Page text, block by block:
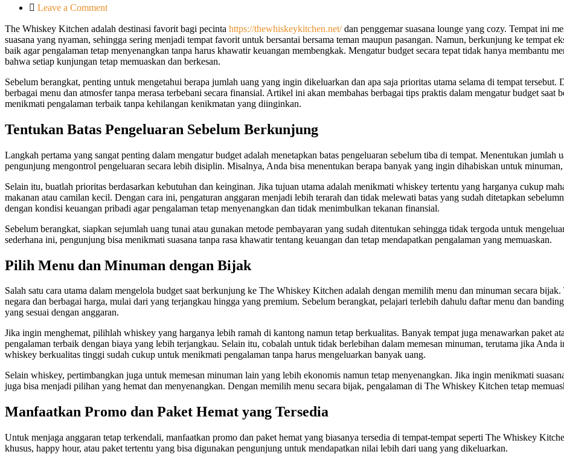
Leave a Comment
The Whiskey Kitchen adalah destinasi favorit bagi pecinta https://thewhiskeykitchen.net/dan penggemar suasana lounge yang cozy. Tempat ini
suasana yang nyaman, sehingga sering menjadi tempat favorit untuk bersantai bersama teman maupun pasangan. Namun, berkunjung ke tempat
baik agar pengalaman tetap menyenangkan tanpa harus khawatir keuangan membengkak. Mengatur budget secara tepat tidak hanya membantu
bahwa setiap kunjungan tetap memuaskan dan berkesan.
Sebelum berangkat, penting untuk mengetahui berapa jumlah uang yang ingin dikeluarkan dan apa saja prioritas utama selama di tempat
berbagai menu dan atmosfer tanpa merasa terbebani secara finansial. Artikel ini akan membahas berbagai tips praktis dalam mengatur budget
menikmati pengalaman terbaik tanpa kehilangan kenikmatan yang diinginkan.
Tentukan Batas Pengeluaran Sebelum Berkunjung
Langkah pertama yang sangat penting dalam mengatur budget adalah menetapkan batas pengeluaran sebelum tiba di tempat. Menentukan
pengunjung mengontrol pengeluaran secara lebih disiplin. Misalnya, Anda bisa menentukan berapa banyak yang ingin dihabiskan untuk
Selain itu, buatlah prioritas berdasarkan kebutuhan dan keinginan. Jika tujuan utama adalah menikmati whiskey tertentu yang harganya cukup
makanan atau camilan kecil. Dengan cara ini, pengaturan anggaran menjadi lebih terarah dan tidak melewati batas yang sudah ditetapkan
dengan kondisi keuangan pribadi agar pengalaman tetap menyenangkan dan tidak menimbulkan tekanan finansial.
Sebelum berangkat, siapkan sejumlah uang tunai atau gunakan metode pembayaran yang sudah ditentukan sehingga tidak tergoda untuk
sederhana ini, pengunjung bisa menikmati suasana tanpa rasa khawatir tentang keuangan dan tetap mendapatkan pengalaman yang memuaskan.
Pilih Menu dan Minuman dengan Bijak
Salah satu cara utama dalam mengelola budget saat berkunjung ke The Whiskey Kitchen adalah dengan memilih menu dan minuman secara
negara dan berbagai harga, mulai dari yang terjangkau hingga yang premium. Sebelum berangkat, pelajari terlebih dahulu daftar menu dan
yang sesuai dengan anggaran.
Jika ingin menghemat, pilihlah whiskey yang harganya lebih ramah di kantong namun tetap berkualitas. Banyak tempat juga menawarkan paket
pengalaman terbaik dengan biaya yang lebih terjangkau. Selain itu, cobalah untuk tidak berlebihan dalam memesan minuman, terutama jika Anda
whiskey berkualitas tinggi sudah cukup untuk menikmati pengalaman tanpa harus mengeluarkan banyak uang.
Selain whiskey, pertimbangkan juga untuk memesan minuman lain yang lebih ekonomis namun tetap menyenangkan. Jika ingin menikmati
juga bisa menjadi pilihan yang hemat dan menyenangkan. Dengan memilih menu secara bijak, pengalaman di The Whiskey Kitchen tetap
Manfaatkan Promo dan Paket Hemat yang Tersedia
Untuk menjaga anggaran tetap terkendali, manfaatkan promo dan paket hemat yang biasanya tersedia di tempat-tempat seperti The Whiskey
khusus, happy hour, atau paket tertentu yang bisa digunakan pengunjung untuk mendapatkan nilai lebih dari uang yang dikeluarkan.